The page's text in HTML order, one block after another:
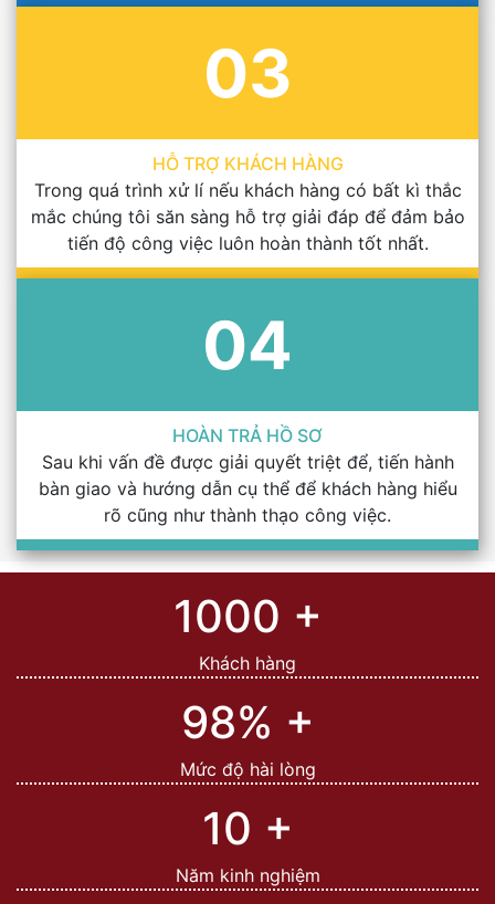
03
HỖ TRỢ KHÁCH HÀNG
Trong quá trình xử lí nếu khách hàng có bất kì thắc
mắc chúng tôi săn sàng hỗ trợ giải đáp để đảm bảo
tiến độ công việc luôn hoàn thành tốt nhất.
04
HOÀN TRẢ HỒ SƠ
Sau khi vấn đề được giải quyết triệt để, tiến hành
bàn giao và hướng dẫn cụ thể để khách hàng hiểu
rõ cũng như thành thạo công việc.
1000 +
Khách hàng
98% +
Mức độ hài lòng
10 +
Năm kinh nghiệm